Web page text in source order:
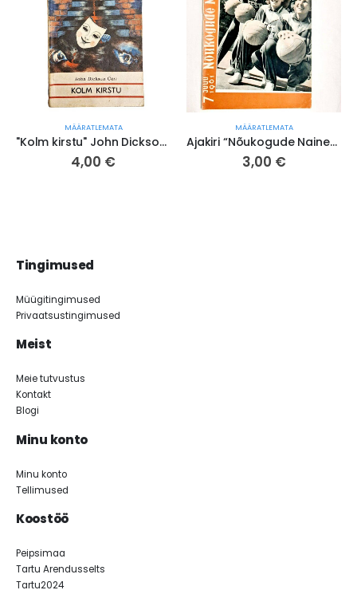
MÄÄRATLEMATA
"Kolm kirstu" John Dickson Carr (nr 665)
4,00 €
MÄÄRATLEMATA
Ajakiri “Nõukogude Naine” 1961/7 ( jrk nr 471/23)
3,00 €
Tingimused
Müügitingimused
Privaatsustingimused
Meist
Meie tutvustus
Kontakt
Blogi
Minu konto
Minu konto
Tellimused
Koostöö
Peipsimaa
Tartu Arendusselts
Tartu2024